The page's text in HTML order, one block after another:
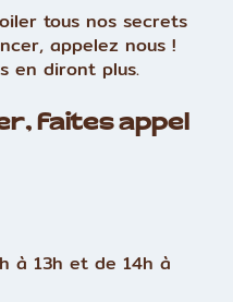
tous nos secrets
appelez nous !
en diront plus.
faites appel
à 13h et de 14h à